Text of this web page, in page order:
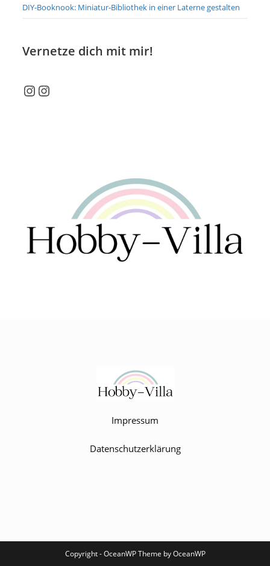
DIY-Booknook: Miniatur-Bibliothek in einer Laterne gestalten
Vernetze dich mit mir!
Instagram
Instagram
Impressum
Datenschutzerklärung
Copyright - OceanWP Theme by OceanWP